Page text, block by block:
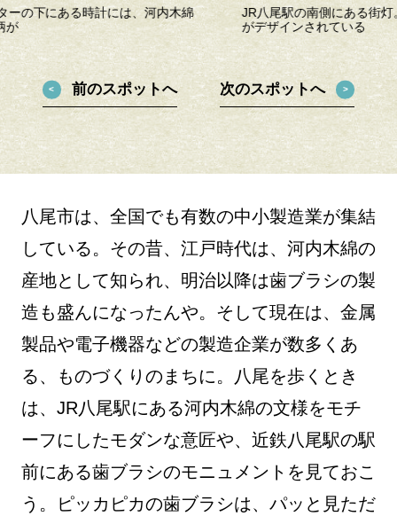
JR八尾駅の南側にある街灯。ガラス部分には、河内木綿の文様
がデザインされている
前のスポットへ 次のスポットへ
八尾市は、全国でも有数の中小製造業が集結
している。その昔、江戸時代は、河内木綿の
産地として知られ、明治以降は歯ブラシの製
造も盛んになったんや。そして現在は、金属
製品や電子機器などの製造企業が数多くあ
る、ものづくりのまちに。八尾を歩くとき
は、JR八尾駅にある河内木綿の文様をモチ
ーフにしたモダンな意匠や、近鉄八尾駅の駅
前にある歯ブラシのモニュメントを見ておこ
う。ピッカピカの歯ブラシは、パッと見ただ